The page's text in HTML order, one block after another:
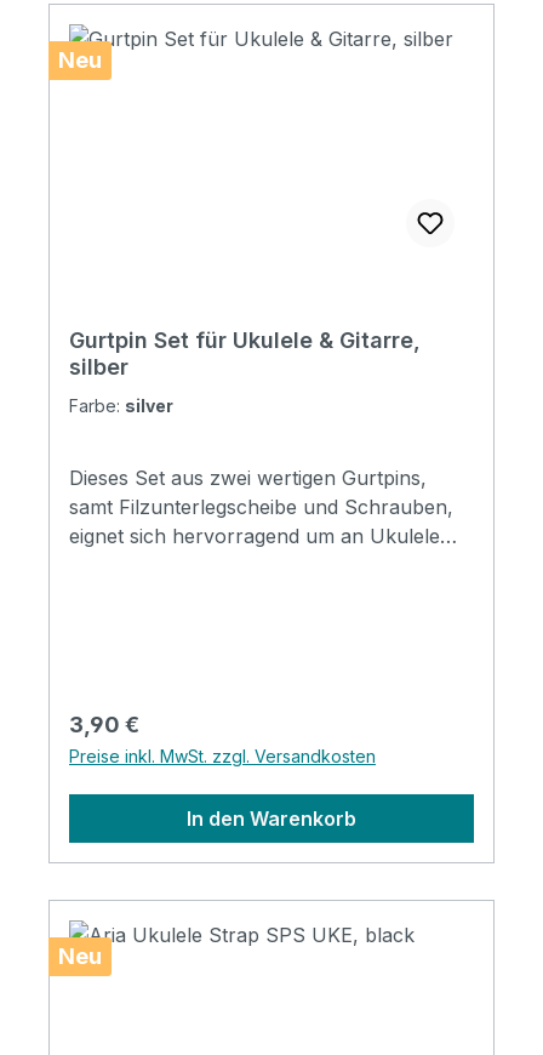
Neu
Gurtpin Set für Ukulele & Gitarre,
silber
Farbe: silver
Dieses Set aus zwei wertigen Gurtpins,
samt Filzunterlegscheibe und Schrauben,
eignet sich hervorragend um an Ukulele
Regulärer Preis:
3,90 €
Preise inkl. MwSt. zzgl. Versandkosten
In den Warenkorb
Neu